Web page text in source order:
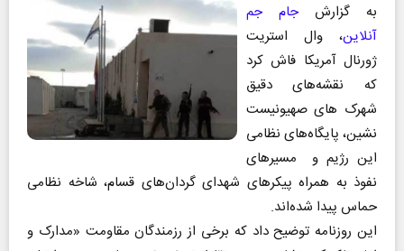
به گزارشجام جم
آنلاین، وال استریت
ژورنال آمریکا فاش کرد
که نقشه‌های دقیق
شهرک‌ های صهیونیست
نشین، پایگاه‌های نظامی
این رژیم و مسیرهای
نفوذ به همراه پیکرهای شهدای گردان‌های قسام، شاخه نظامی
حماس پیدا شده‌اند.
این روزنامه توضیح داد که برخی از رزمندگان مقاومت «مدارک و